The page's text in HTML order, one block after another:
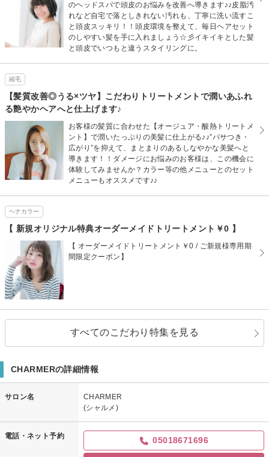
のヘッドスパで頭皮のお悩みを改善へ導きます♪♪皮脂汚
れなど自宅で落としきれない汚れも、丁寧に洗い流すこ
と頭皮スッキリ！！頭皮環境を整えて、毎日ヘアセット
のしやすい髪を手に入れましょう☆彡イキイキとした髪
と頭皮でいつもと違うスタイリングに。
縮毛
【髪質改善◎うる×ツヤ】こだわりトリートメントで潤いあふれ
る艶やかヘアへと仕上げます♪
お客様の髪質に合わせた【オージュア・酸熱トリートメ
ント】で潤いたっぷりの美髪に仕上がる♪♪”パサつき・
広がり”を抑えて、まとまりのあるしなやかな美髪へと
導きます！！ダメージにお悩みのお客様は、この機会に
体験してみませんか？カラー等の他メニューとのセット
メニューもオススメです♪♪
ヘナカラー
【 新規オリジナル特典オーダーメイドトリートメント￥0 】
【 オーダーメイドトリートメント￥0 / ご新規様専用期
間限定クーポン】
すべてのこだわり特集を見る
CHARMERの詳細情報
サロン名
CHARMER
(シャルメ)
電話・ネット予約 05018671696